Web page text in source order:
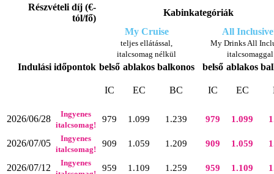
Részvételi díj (€-
tól/fő)
Kabinkategóriák
My Cruise
teljes ellátással,
italcsomag nélkül
All
My Drinks All
italcsomaggal
Indulási időpontok belső ablakos balkonos belső ablakos
IC EC BC IC EC
2026/06/28
Ingyenes
italcsomag!
979 1.099 1.239 979 1.099
2026/07/05
Ingyenes
italcsomag!
909 1.059 1.209 909 1.059
2026/07/12
Ingyenes
959 1.109 1.259 959 1.109